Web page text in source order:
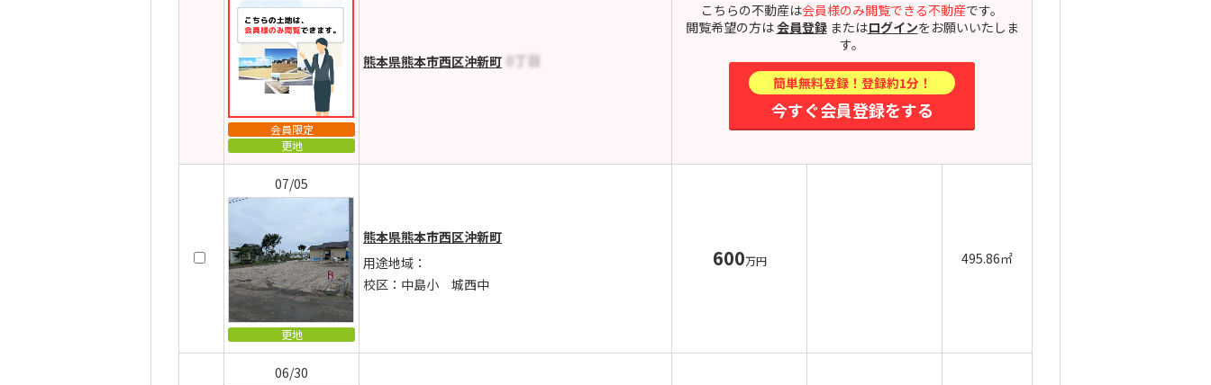
会員限定
更地
熊本県熊本市西区沖新町
こちらの不動産は会員様のみ閲覧できる不動産です。
閲覧希望の方は会員登録またはログインをお願いいたしま
す。
簡単無料登録！登録約1分！
今すぐ会員登録をする
07/05
更地
熊本県熊本市西区沖新町
用途地域：
校区：中島小 城西中
600万円 495.86㎡
06/30